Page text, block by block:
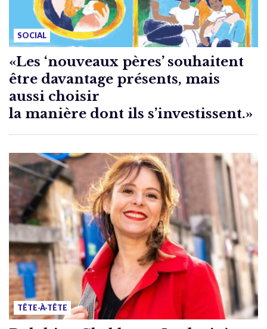
SOCIAL
«Les ‘nouveaux pères’ souhaitent
être davantage présents, mais
aussi choisir
la manière dont ils s’investissent.»
TÊTE-À-TÊTE